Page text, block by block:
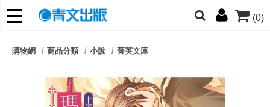
(0)
朋友們，提高警覺！
購物網 商品分類 小說 菁英文庫